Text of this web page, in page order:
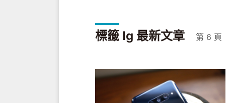
標籤 lg 最新文章 第 6 頁